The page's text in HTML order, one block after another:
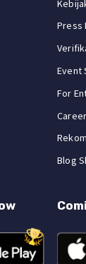
Press
Event
For
Blog